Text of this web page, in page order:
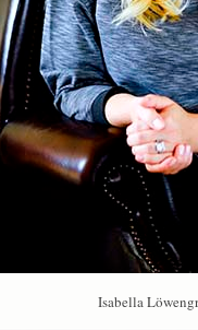
Isabella